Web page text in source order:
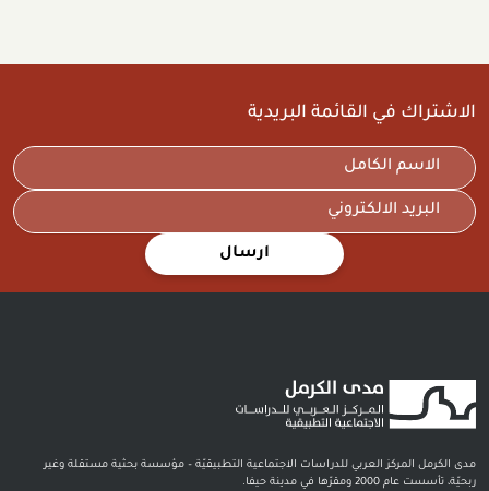
الاشتراك في القائمة البريدية
ارسال
مدى الكرمل المركز العربي للدراسات الاجتماعية التطبيقيّة – مؤسسة بحثية مستقلة وغير
ربحيّة، تأسست عام 2000 ومقرّها في مدينة حيفا.